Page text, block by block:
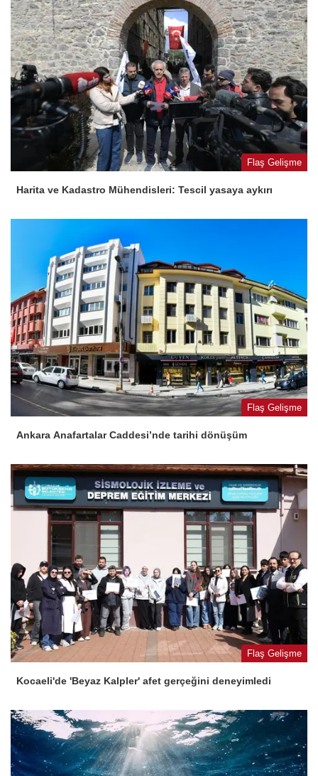
Flaş Gelişme
Harita ve Kadastro Mühendisleri: Tescil yasaya aykırı
Flaş Gelişme
Ankara Anafartalar Caddesi’nde tarihi dönüşüm
Flaş Gelişme
Kocaeli'de 'Beyaz Kalpler' afet gerçeğini deneyimledi